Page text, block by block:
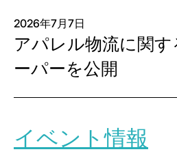
2026年7月7日
アパレル物流に関
ーパーを公開
イベント情報